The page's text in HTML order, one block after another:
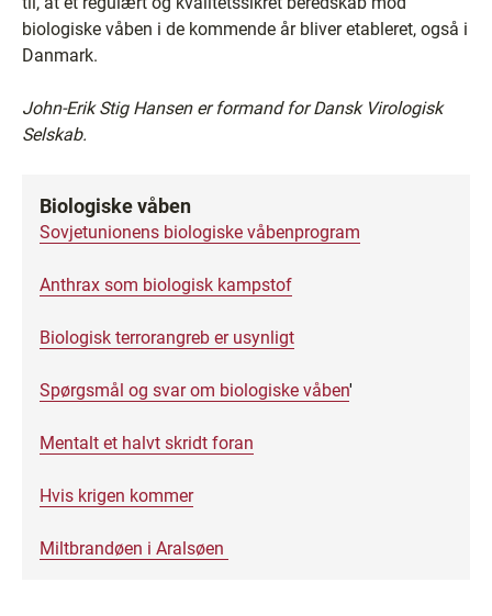
biologiske våben i de kommende år bliver etableret, også i
Danmark.
John-Erik Stig Hansen er formand for Dansk Virologisk
Selskab.
Biologiske våben
Sovjetunionens biologiske våbenprogram
Anthrax som biologisk kampstof
Biologisk terrorangreb er usynligt
Spørgsmål og svar om biologiske våben'
Mentalt et halvt skridt foran
Hvis krigen kommer
Miltbrandøen i Aralsøen